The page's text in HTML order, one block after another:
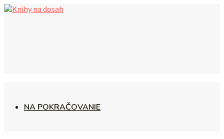
NA POKRAČOVANIE